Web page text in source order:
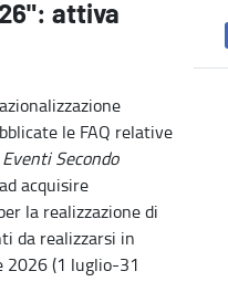
attiva
le FAQ relative
Secondo
acquisire
la realizzazione di
da realizzarsi in
2026 (1 luglio-31